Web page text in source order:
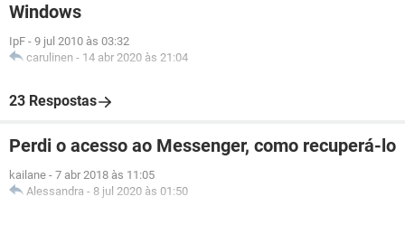
Windows
IpF - 9 jul 2010 às 03:32
carulinen - 14 abr 2020 às 21:04
23 Respostas
Perdi o acesso ao Messenger, como recuperá-lo
kailane - 7 abr 2018 às 11:05
Alessandra - 8 jul 2020 às 01:50